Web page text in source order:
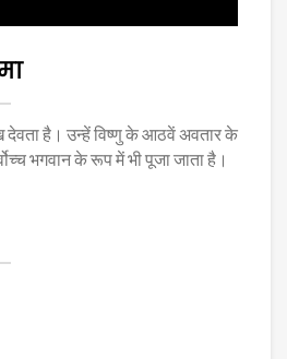
देवता है। उन्हें विष्णु के आठवें अवतार के
भगवान के रूप में भी पूजा जाता है।